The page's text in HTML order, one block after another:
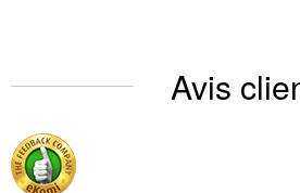
Avis